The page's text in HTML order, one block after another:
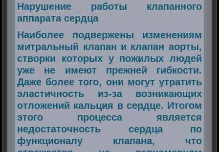
Нарушение работы клапанного
аппарата сердца
Наиболее подвержены изменениям
митральный клапан и клапан аорты,
створки которых у пожилых людей
уже не имеют прежней гибкости.
Даже более того, они могут утратить
эластичность из-за возникающих
отложений кальция в сердце. Итогом
этого процесса является
недостаточность сердца по
функционалу клапана, что